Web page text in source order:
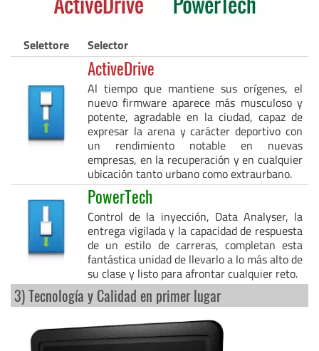
Selettore Selector
ActiveDrive
Al tiempo que mantiene sus orígenes, el
nuevo firmware aparece más musculoso y
potente, agradable en la ciudad, capaz de
expresar la arena y carácter deportivo con
un rendimiento notable en nuevas
empresas, en la recuperación y en cualquier
ubicación tanto urbano como extraurbano.
PowerTech
Control de la inyección, Data Analyser, la
entrega vigilada y la capacidad de respuesta
de un estilo de carreras, completan esta
fantástica unidad de llevarlo a lo más alto de
su clase y listo para afrontar cualquier reto.
3) Tecnología y Calidad en primer lugar